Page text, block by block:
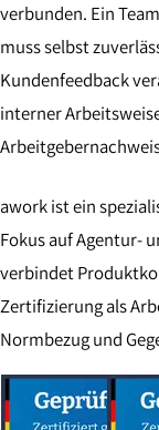
verbunden. Ein
muss selbst
Kundenfeedback
interner
awork ist ein
Fokus auf Agentur-
verbindet
Zertifizierung als
Normbezug und
NACHWEIS